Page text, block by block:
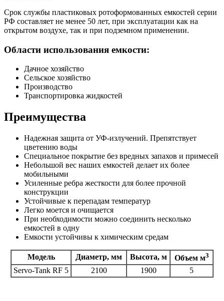
Срок службы пластиковых ротоформованных емкостей серии
РФ составляет не менее 50 лет, при эксплуатации как на
открытом воздухе, так и при подземном применении.
Области использования емкости:
Дачное хозяйство
Сельское хозяйство
Производство
Транспортировка жидкостей
Преимущества
Надежная защита от УФ-излучений. Препятствует
цветению воды
Специальное покрытие без вредных запахов и примесей
Небольшой вес наших емкостей делает их более
мобильными
Усиленные ребра жесткости для более прочной
конструкции
Устойчивые к перепадам температур
Легко моется и очищается
При необходимости можно соединить несколько
емкостей в одну
Емкости устойчивы к химическим средам
Модель Диаметр, мм Высота, м Объем м3
Servo-Tank RF 5 2100 1900 5